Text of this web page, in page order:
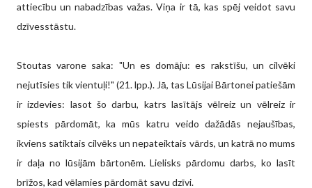
attiecību un nabadzības važas. Viņa ir tā, kas spēj veidot savu
dzīvesstāstu.
Stoutas varone saka: "Un es domāju: es rakstīšu, un cilvēki
nejutīsies tik vientuļi!" (21. lpp.). Jā, tas Lūsijai Bārtonei patiešām
ir izdevies: lasot šo darbu, katrs lasītājs vēlreiz un vēlreiz ir
spiests pārdomāt, ka mūs katru veido dažādās nejaušības,
ikviens satiktais cilvēks un nepateiktais vārds, un katrā no mums
ir daļa no lūsijām bārtonēm. Lielisks pārdomu darbs, ko lasīt
brīžos, kad vēlamies pārdomāt savu dzīvi.